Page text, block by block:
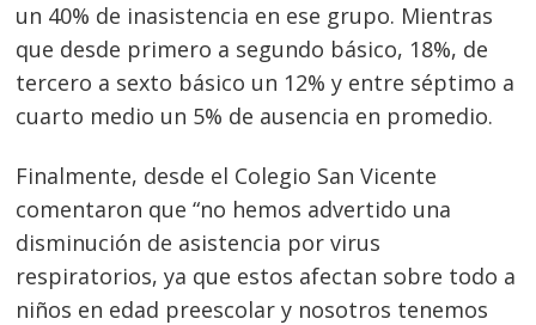
un 40% de inasistencia en ese grupo. Mientras
que desde primero a segundo básico, 18%, de
tercero a sexto básico un 12% y entre séptimo a
cuarto medio un 5% de ausencia en promedio.
Finalmente, desde el Colegio San Vicente
comentaron que “no hemos advertido una
disminución de asistencia por virus
respiratorios, ya que estos afectan sobre todo a
niños en edad preescolar y nosotros tenemos